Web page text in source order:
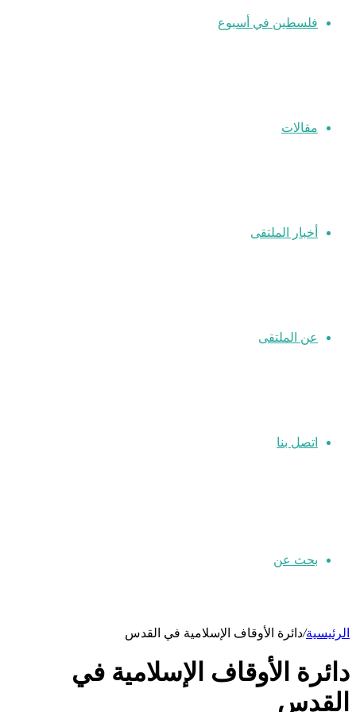
فلسطين في أسبوع
مقالات
أخبار الملتقى
عن الملتقى
اتصل بنا
بحث عن
الرئيسية/دائرة الأوقاف الإسلامية في القدس
دائرة الأوقاف الإسلامية في
القدس